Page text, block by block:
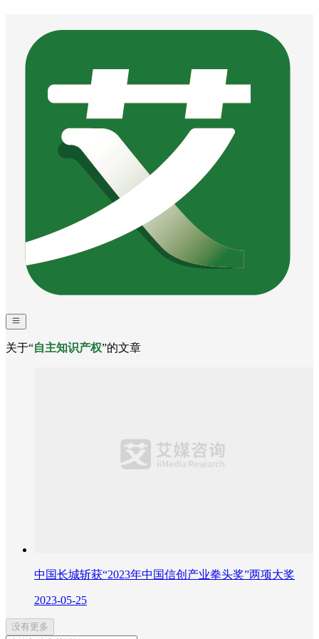
关于“自主知识产权”的文章
中国长城斩获“2023年中国信创产业拳头奖”两项大奖
2023-05-25
没有更多